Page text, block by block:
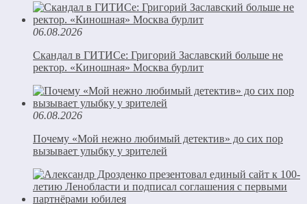
06.08.2026
Скандал в ГИТИСе: Григорий Заславский больше не
ректор. «Киношная» Москва бурлит
06.08.2026
Почему «Мой нежно любимый детектив» до сих пор
вызывает улыбку у зрителей